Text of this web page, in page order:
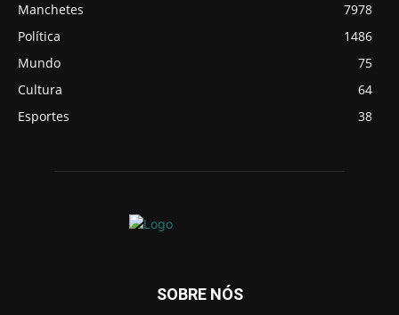
Manchetes
7978
Política
1486
Mundo
75
Cultura
64
Esportes
38
SOBRE NÓS